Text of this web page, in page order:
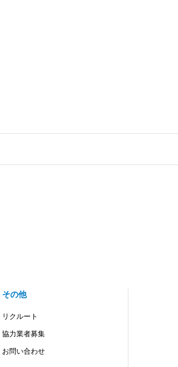
その他
リクルート
協力業者募集
お問い合わせ